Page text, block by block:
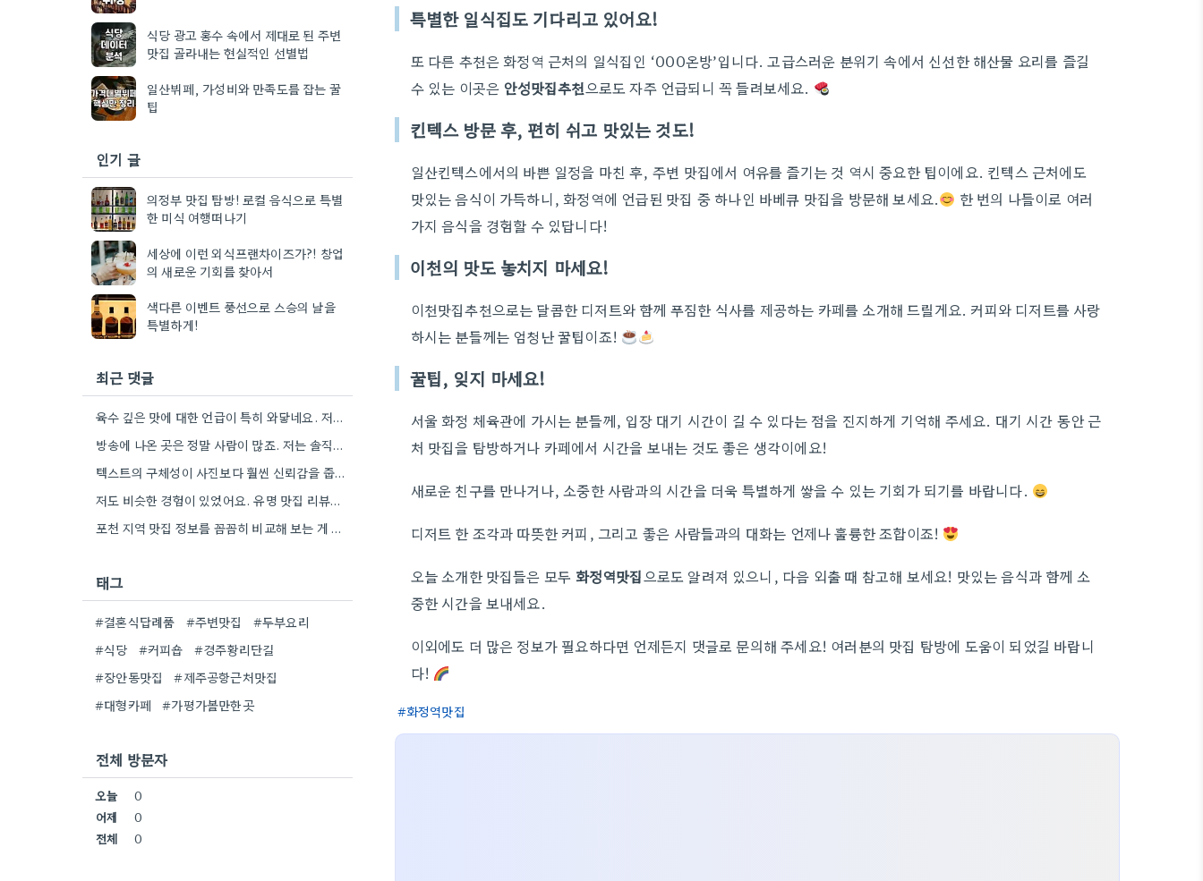
특별한 일식집도 기다리고 있어요!
또 다른 추천은 화정역 근처의 일식집인 ‘000온방’입니다. 고급스러운 분위기 속에서 신선한 해산물 요리를 즐길
수 있는 이곳은 안성맛집추천으로도 자주 언급되니 꼭 들려보세요.
킨텍스 방문 후, 편히 쉬고 맛있는 것도!
일산킨텍스에서의 바쁜 일정을 마친 후, 주변 맛집에서 여유를 즐기는 것 역시 중요한 팁이에요. 킨텍스 근처에도
맛있는 음식이 가득하니, 화정역에 언급된 맛집 중 하나인 바베큐 맛집을 방문해 보세요.
한 번의 나들이로 여러
가지 음식을 경험할 수 있답니다!
이천의 맛도 놓치지 마세요!
이천맛집추천으로는 달콤한 디저트와 함께 푸짐한 식사를 제공하는 카페를 소개해 드릴게요. 커피와 디저트를 사랑
하시는 분들께는 엄청난 꿀팁이죠!
꿀팁, 잊지 마세요!
서울 화정 체육관에 가시는 분들께, 입장 대기 시간이 길 수 있다는 점을 진지하게 기억해 주세요. 대기 시간 동안 근
처 맛집을 탐방하거나 카페에서 시간을 보내는 것도 좋은 생각이에요!
새로운 친구를 만나거나, 소중한 사람과의 시간을 더욱 특별하게 쌓을 수 있는 기회가 되기를 바랍니다.
디저트 한 조각과 따뜻한 커피, 그리고 좋은 사람들과의 대화는 언제나 훌륭한 조합이죠!
오늘 소개한 맛집들은 모두 화정역맛집으로도 알려져 있으니, 다음 외출 때 참고해 보세요! 맛있는 음식과 함께 소
중한 시간을 보내세요.
이외에도 더 많은 정보가 필요하다면 언제든지 댓글로 문의해 주세요! 여러분의 맛집 탐방에 도움이 되었길 바랍니
다!
화정역맛집
식당 광고 홍수 속에서 제대로 된 주변
맛집 골라내는 현실적인 선별법
일산뷔페, 가성비와 만족도를 잡는 꿀
팁
인기 글
의정부 맛집 탐방! 로컬 음식으로 특별
한 미식 여행떠나기
세상에 이런 외식프랜차이즈가?! 창업
의 새로운 기회를 찾아서
색다른 이벤트 풍선으로 스승의 날을
특별하게!
최근 댓글
육수 깊은 맛에 대한 언급이 특히 와닿네요. 저도 음식을 먹을 때 육수의 깊은 맛을 중요하게…
방송에 나온 곳은 정말 사람이 많죠. 저는 솔직히 메뉴 자체의 품질이 더 중요하다고 생각해요.
텍스트의 구체성이 사진보다 훨씬 신뢰감을 줍니다. 특히 사장님이 직접 요리하는 곳을 찾는 게 좋은 전략인…
저도 비슷한 경험이 있었어요. 유명 맛집 리뷰만 보다가, 동네 맛집에서 훨씬 더 맛있는 음식을 먹고…
포천 지역 맛집 정보를 꼼꼼히 비교해 보는 게 정말 좋은 팁 같아요. 특히 커뮤니티 언급…
태그
#결혼식답례품 #주변맛집
#두부요리
#식당
#커피숍
#경주황리단길
#장안동맛집
#제주공항근처맛집
#대형카페
#가평가볼만한곳
전체 방문자
오늘
0
어제
0
전체
0